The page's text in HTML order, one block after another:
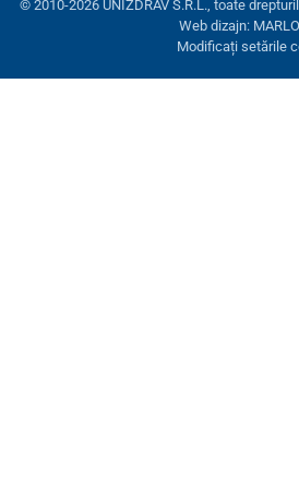
© 2010-2026 UNIZDRAV S.R.L., toate
Web dizajn:
Modificați setările